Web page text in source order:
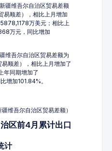
疆维吾尔自治区贸易差额
易顺差），相比上月增加
万美元；相比上
万元，同比增加
维吾尔自治区贸易差额为
顺差），相比上月增加了
年同期增加了
增加101.84%。
维吾尔自治区贸易差额）
区前4月累计出口
计